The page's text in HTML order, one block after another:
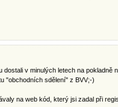
v minulých letech na pokladně
"obchodních sdělení" z BVV;-)
na web kód, který jsi zadal při